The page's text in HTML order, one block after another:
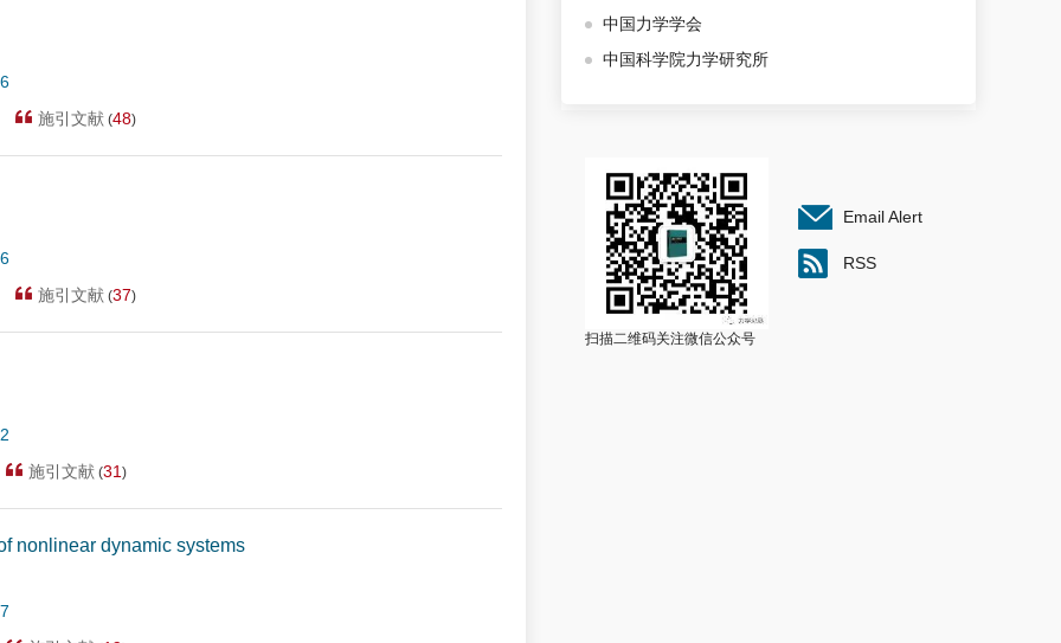
施引文献 (48)
施引文献 (37)
施引文献 (31 )
nonlinear dynamic systems
中国力学学会
中国科学院力学研究所
扫描二维码关注微信公众号
Email Alert
RSS